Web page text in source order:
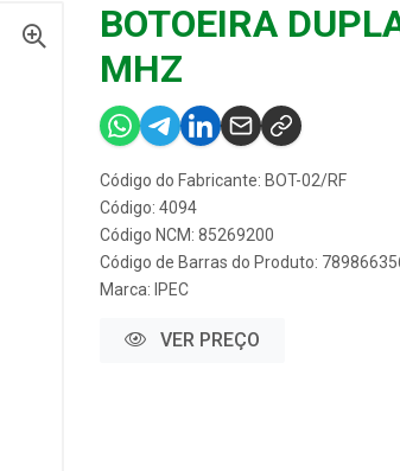
BOTOEIRA
MHZ
Código do Fabricante: BOT-02/RF
Código: 4094
Código NCM: 85269200
Código de Barras do Produto:
Marca: IPEC
VER PREÇO